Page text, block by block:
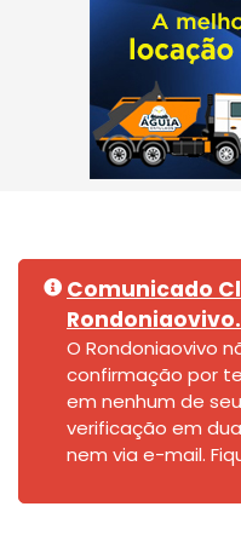
Comunicado
O Rondoniaovivo
confirmação por
em nenhum de
verificação em
nem via e-mail.